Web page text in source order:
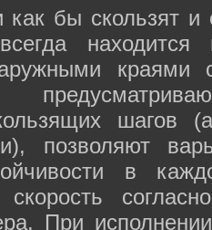
как бы скользят
краями
шагов
позволяют
в
При